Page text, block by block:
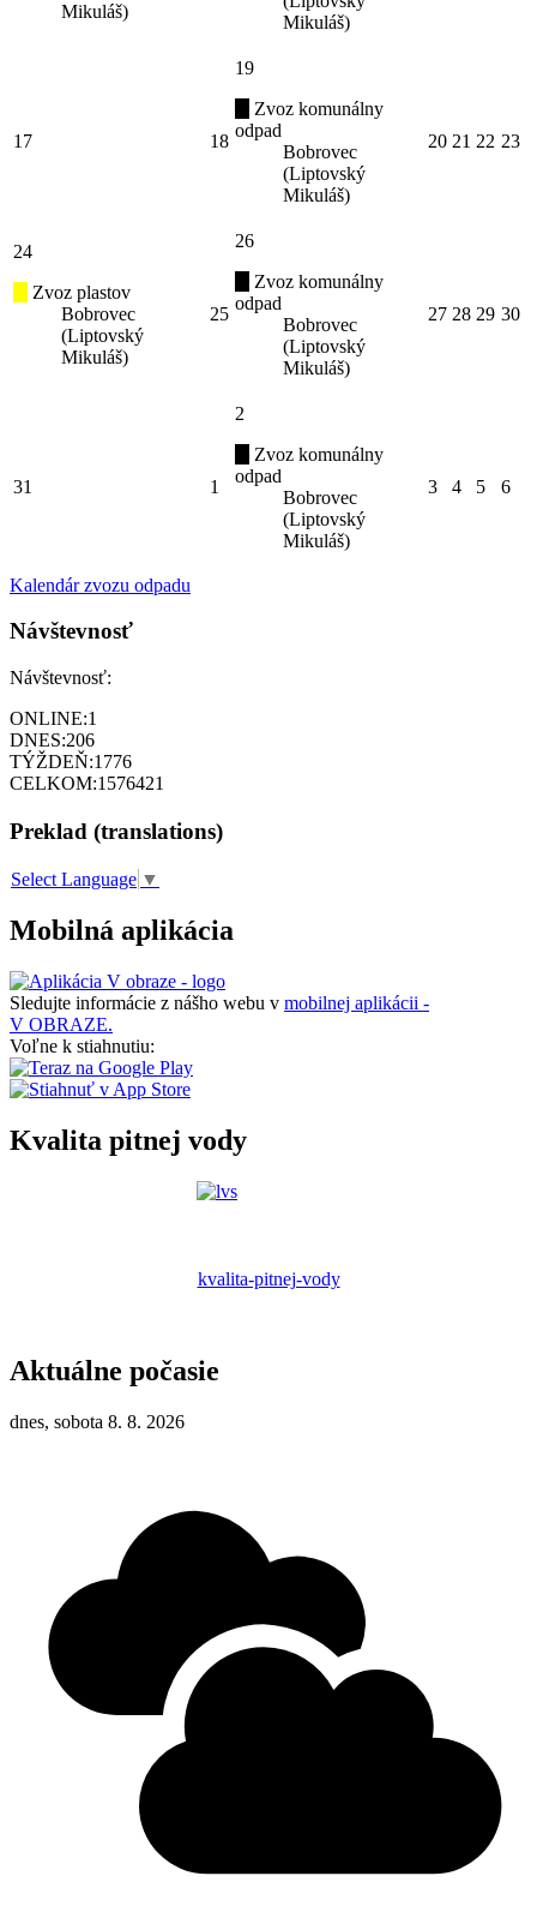
Mikuláš)
Mikuláš)
17 18
19
Zvoz komunálny
odpad
Bobrovec
(Liptovský
Mikuláš)
20 21 22 23
24
Zvoz plastov
Bobrovec
(Liptovský
Mikuláš)
25
26
Zvoz komunálny
odpad
Bobrovec
(Liptovský
Mikuláš)
27 28 29 30
31 1
2
Zvoz komunálny
odpad
Bobrovec
(Liptovský
Mikuláš)
3 4 5 6
Kalendár zvozu odpadu
Návštevnosť
Návštevnosť:
ONLINE:1
DNES:206
TÝŽDEŇ:1776
CELKOM:1576421
Preklad (translations)
Select Language ▼
Mobilná aplikácia
Sledujte informácie z nášho webu v mobilnej aplikácii -
V OBRAZE.
Voľne k stiahnutiu:
Kvalita pitnej vody
kvalita-pitnej-vody
Aktuálne počasie
dnes, sobota 8. 8. 2026